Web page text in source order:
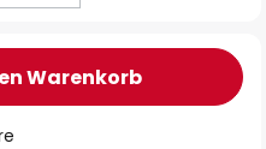
Warenkorb